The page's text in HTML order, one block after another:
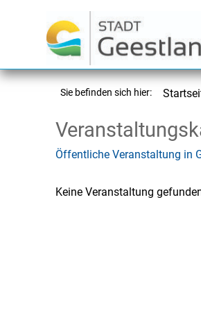
Sie befinden sich hier:
Öffentliche Veranstaltung in
Keine Veranstaltung